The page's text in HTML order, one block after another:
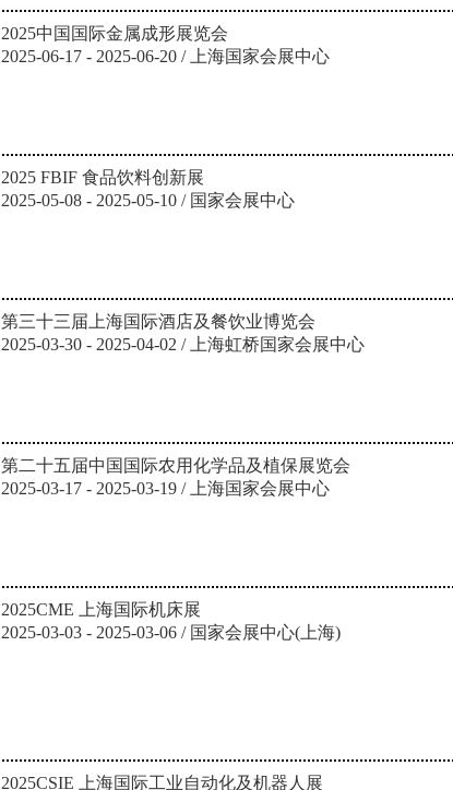
2025中国国际金属成形展览会
2025-06-17 - 2025-06-20 / 上海国家会展中心
2025 FBIF 食品饮料创新展
2025-05-08 - 2025-05-10 / 国家会展中心
第三十三届上海国际酒店及餐饮业博览会
2025-03-30 - 2025-04-02 / 上海虹桥国家会展中心
第二十五届中国国际农用化学品及植保展览会
2025-03-17 - 2025-03-19 / 上海国家会展中心
2025CME 上海国际机床展
2025-03-03 - 2025-03-06 / 国家会展中心(上海)
2025CSIE 上海国际工业自动化及机器人展